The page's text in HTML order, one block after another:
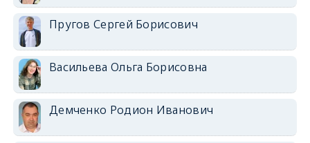
Пругов Сергей Борисович
Васильева Ольга Борисовна
Демченко Родион Иванович